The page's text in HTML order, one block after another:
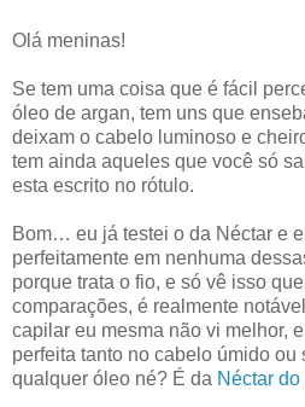
Olá meninas!
Se tem uma coisa que é fácil
óleo de argan, tem uns que
deixam o cabelo luminoso e
tem ainda aqueles que você só
esta escrito no rótulo.
Bom… eu já testei o da Néctar e
perfeitamente em nenhuma
porque trata o fio, e só vê isso
comparações, é realmente
capilar eu mesma não vi melhor,
perfeita tanto no cabelo úmido
qualquer óleo né? É da Néctar do